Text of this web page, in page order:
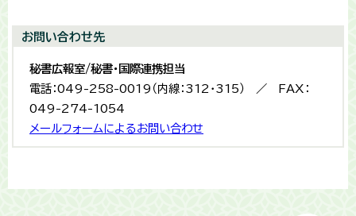
お問い合わせ先
秘書広報室/秘書・国際連携担当
電話：049-258-0019（内線：312・315） ／ FAX：
049-274-1054
メールフォームによるお問い合わせ